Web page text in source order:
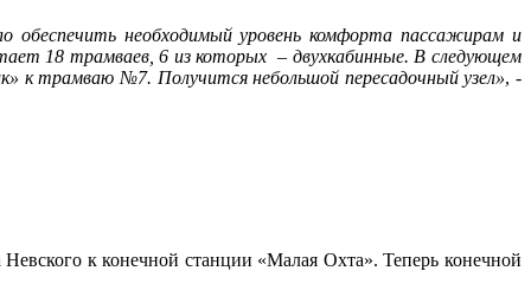
необходимый уровень комфорта пассажирам и
18 трамваев, 6 из которых – двухкабинные. В следующем
к трамваю №7. Получится небольшой пересадочный узел», -
к конечной станции «Малая Охта». Теперь конечной